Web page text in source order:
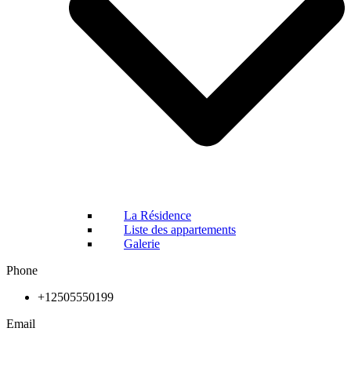
La Résidence
Liste des appartements
Galerie
Phone
+12505550199
Email